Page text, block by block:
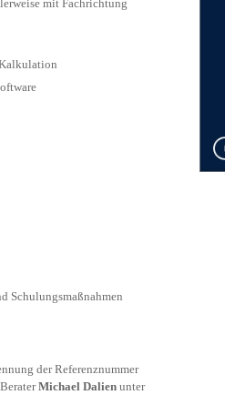
mit Fachrichtung
Schulungsmaßnahmen
der Referenznummer
Michael Dalien unter